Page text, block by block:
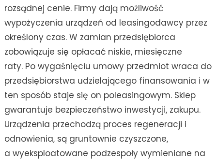
rozsądnej cenie. Firmy dają możliwość
wypożyczenia urządzeń od leasingodawcy przez
określony czas. W zamian przedsiębiorca
zobowiązuje się opłacać niskie, miesięczne
raty. Po wygaśnięciu umowy przedmiot wraca do
przedsiębiorstwa udzielającego finansowania i w
ten sposób staje się on poleasingowym. Sklep
gwarantuje bezpieczeństwo inwestycji, zakupu.
Urządzenia przechodzą proces regeneracji i
odnowienia, są gruntownie czyszczone,
a wyeksploatowane podzespoły wymieniane na